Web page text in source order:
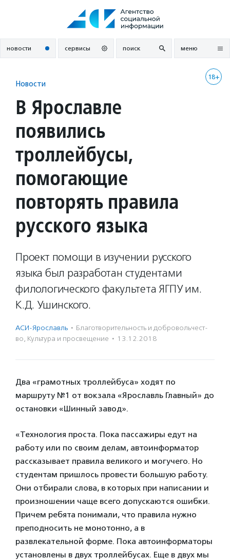
новости сервисы поиск меню
18+
Новости
В Ярославле
появились
троллейбусы,
помогающие
повторять правила
русского языка
Проект помощи в изучении русского
языка был разработан студентами
филологического факультета ЯГПУ им.
К.Д. Ушинского.
АСИ-Ярославль · Благотвори­тель­ность и доброволь­чест­
во, Культура и просвещение · 13.12.2018
Два «грамотных троллейбуса» ходят по
маршруту №1 от вокзала «Ярославль Главный» до
остановки «Шинный завод».
«Технология проста. Пока пассажиры едут на
работу или по своим делам, автоинформатор
рассказывает правила великого и могучего. Но
студентам пришлось провести большую работу.
Они отбирали слова, в которых при написании и
произношении чаще всего допускаются ошибки.
Причем ребята понимали, что правила нужно
преподносить не монотонно, а в
развлекательной форме. Пока автоинформаторы
установлены в двух троллейбусах. Еще в двух мы